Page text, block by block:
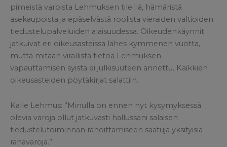
pimeistä varoista Lehmuksen tileillä, hämäristä
asekaupoista ja epäselvästä roolista vieraiden valtioiden
tiedustelupalveluiden alaisuudessa. Oikeudenkäynnit
jatkuivat eri oikeusasteissa lähes kymmenen vuotta,
mutta mitään virallista tietoa Lehmuksen
vapauttamisen syistä ei julkisuuteen annettu. Kaikkien
oikeusasteiden pöytäkirjat salattiin.
Kalle Lehmus: ”Minulla on ennen nyt kysymyksessä
olevia varoja ollut jatkuvasti hallussani salaisen
tiedustelutoiminnan rahoittamiseen saatuja yksityisiä
rahavaroja.”